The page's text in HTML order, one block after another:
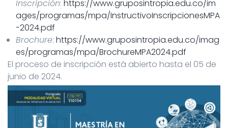
Inscripción: https://www.gruposintropia.edu.co/im
ages/programas/mpa/InstructivoInscripcionesMPA
-2024.pdf
Brochure: https://www.gruposintropia.edu.co/imag
es/programas/mpa/BrochureMPA2024.pdf
El proceso de inscripción está abierto hasta el 05 de
junio de 2024.